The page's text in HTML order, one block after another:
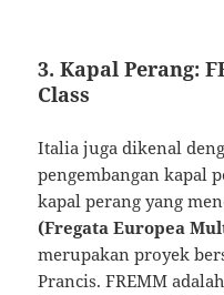
3. Kapal Perang:
Class
Italia juga dikenal
pengembangan kapal
kapal perang yang
(Fregata Europea
merupakan proyek
Prancis. FREMM